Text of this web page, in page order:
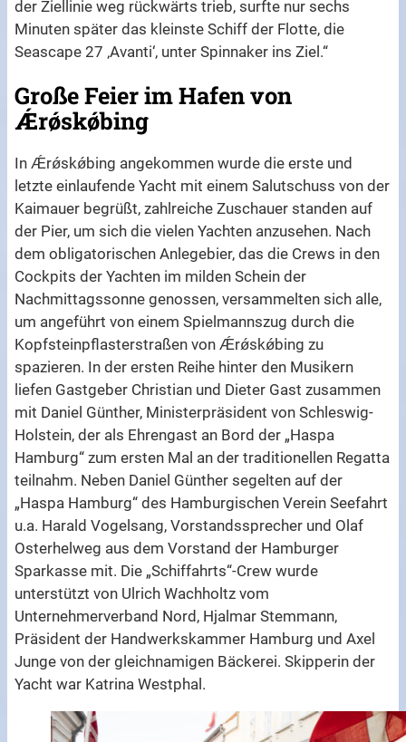
der Ziellinie weg rückwärts trieb, surfte nur sechs
Minuten später das kleinste Schiff der Flotte, die
Seascape 27 ‚Avanti‘, unter Spinnaker ins Ziel.“
Große Feier im Hafen von
Ǽrǿskǿbing
In Ǽrǿskǿbing angekommen wurde die erste und
letzte einlaufende Yacht mit einem Salutschuss von der
Kaimauer begrüßt, zahlreiche Zuschauer standen auf
der Pier, um sich die vielen Yachten anzusehen. Nach
dem obligatorischen Anlegebier, das die Crews in den
Cockpits der Yachten im milden Schein der
Nachmittagssonne genossen, versammelten sich alle,
um angeführt von einem Spielmannszug durch die
Kopfsteinpflasterstraßen von Ǽrǿskǿbing zu
spazieren. In der ersten Reihe hinter den Musikern
liefen Gastgeber Christian und Dieter Gast zusammen
mit Daniel Günther, Ministerpräsident von Schleswig-
Holstein, der als Ehrengast an Bord der „Haspa
Hamburg“ zum ersten Mal an der traditionellen Regatta
teilnahm. Neben Daniel Günther segelten auf der
„Haspa Hamburg“ des Hamburgischen Verein Seefahrt
u.a. Harald Vogelsang, Vorstandssprecher und Olaf
Osterhelweg aus dem Vorstand der Hamburger
Sparkasse mit. Die „Schiffahrts“-Crew wurde
unterstützt von Ulrich Wachholtz vom
Unternehmerverband Nord, Hjalmar Stemmann,
Präsident der Handwerkskammer Hamburg und Axel
Junge von der gleichnamigen Bäckerei. Skipperin der
Yacht war Katrina Westphal.